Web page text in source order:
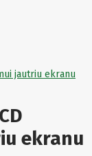
jautriu ekranu
ekranu